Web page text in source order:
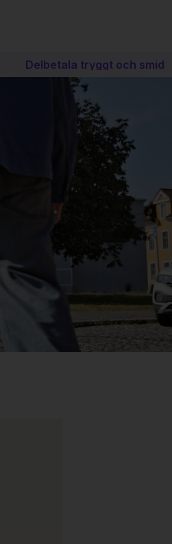
Delbetala tryggt och smidigt